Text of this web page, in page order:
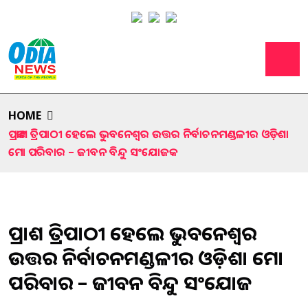
HOME
ପ୍ରକାଶ ତ୍ରିପାଠୀ ହେଲେ ଭୁବନେଶ୍ୱର ଉତ୍ତର ନିର୍ବାଚନମଣ୍ଡଳୀର ଓଡ଼ିଶା
ମୋ ପରିବାର – ଜୀବନ ବିନ୍ଦୁ ସଂଯୋଜକ
ପ୍ରକାଶ ତ୍ରିପାଠୀ ହେଲେ ଭୁବନେଶ୍ୱର
ଉତ୍ତର ନିର୍ବାଚନମଣ୍ଡଳୀର ଓଡ଼ିଶା ମୋ
ପରିବାର – ଜୀବନ ବିନ୍ଦୁ ସଂଯୋଜକ